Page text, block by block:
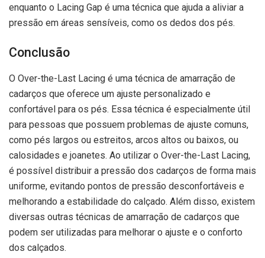
enquanto o Lacing Gap é uma técnica que ajuda a aliviar a
pressão em áreas sensíveis, como os dedos dos pés.
Conclusão
O Over-the-Last Lacing é uma técnica de amarração de
cadarços que oferece um ajuste personalizado e
confortável para os pés. Essa técnica é especialmente útil
para pessoas que possuem problemas de ajuste comuns,
como pés largos ou estreitos, arcos altos ou baixos, ou
calosidades e joanetes. Ao utilizar o Over-the-Last Lacing,
é possível distribuir a pressão dos cadarços de forma mais
uniforme, evitando pontos de pressão desconfortáveis e
melhorando a estabilidade do calçado. Além disso, existem
diversas outras técnicas de amarração de cadarços que
podem ser utilizadas para melhorar o ajuste e o conforto
dos calçados.